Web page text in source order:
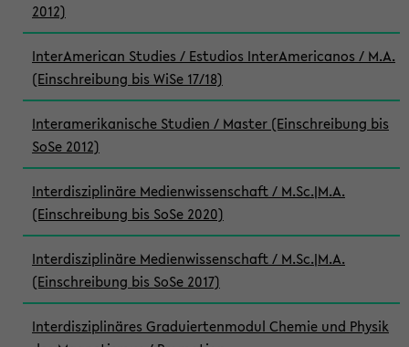
2012)
InterAmerican Studies / Estudios InterAmericanos / M.A.
(Einschreibung bis WiSe 17/18)
Interamerikanische Studien / Master (Einschreibung bis
SoSe 2012)
Interdisziplinäre Medienwissenschaft / M.Sc.|M.A.
(Einschreibung bis SoSe 2020)
Interdisziplinäre Medienwissenschaft / M.Sc.|M.A.
(Einschreibung bis SoSe 2017)
Interdisziplinäres Graduiertenmodul Chemie und Physik